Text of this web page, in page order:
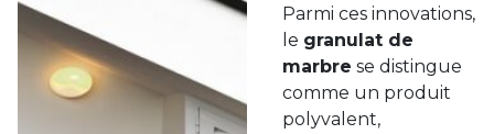
Parmi ces innovations,
le granulat de
marbre se distingue
comme un produit
polyvalent,